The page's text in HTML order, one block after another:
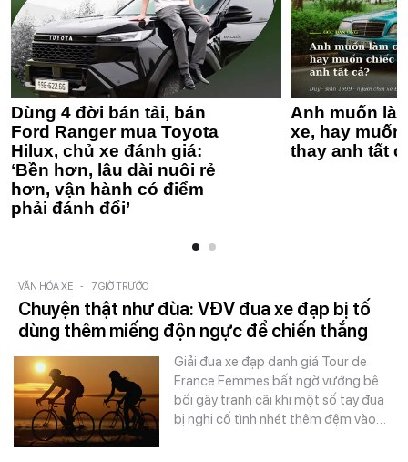
Dùng 4 đời bán tải, bán
Ford Ranger mua Toyota
Hilux, chủ xe đánh giá:
‘Bền hơn, lâu dài nuôi rẻ
hơn, vận hành có điểm
phải đánh đổi’
Anh muốn
xe, hay
thay anh tất
VĂN HÓA XE - 7 GIỜ TRƯỚC
Chuyện thật như đùa: VĐV đua xe đạp bị tố
dùng thêm miếng độn ngực để chiến thắng
Giải đua xe đạp danh giá Tour de
France Femmes bất ngờ vướng bê
bối gây tranh cãi khi một số tay đua
bị nghi cố tình nhét thêm đệm vào…